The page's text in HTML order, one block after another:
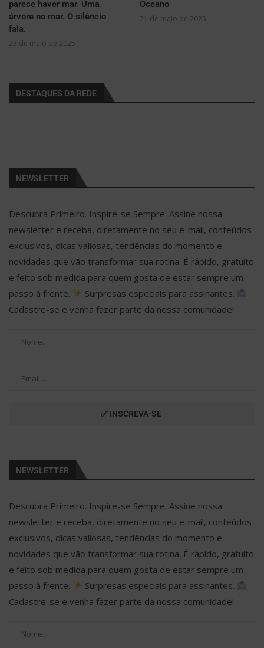
parece haver mar. Uma
árvore no mar. O silêncio
fala.
23 de maio de 2025
Oceano
21 de maio de 2025
DESTAQUES DA REDE
NEWSLETTER
Descubra Primeiro. Inspire-se Sempre. Assine nossa
newsletter e receba, diretamente no seu e-mail, conteúdos
exclusivos, dicas valiosas, tendências do momento e
novidades que vão transformar sua rotina. É rápido, gratuito
e feito sob medida para quem gosta de estar sempre um
passo à frente.
Surpresas especiais para assinantes.
Cadastre-se e venha fazer parte da nossa comunidade!
NEWSLETTER
Descubra Primeiro. Inspire-se Sempre. Assine nossa
newsletter e receba, diretamente no seu e-mail, conteúdos
exclusivos, dicas valiosas, tendências do momento e
novidades que vão transformar sua rotina. É rápido, gratuito
e feito sob medida para quem gosta de estar sempre um
passo à frente.
Surpresas especiais para assinantes.
Cadastre-se e venha fazer parte da nossa comunidade!